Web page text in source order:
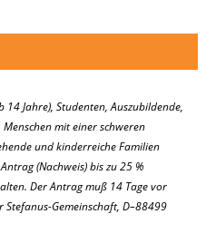
Jahre), Studenten, Auszubildende,
mit einer schweren
und kinderreiche Familien
(Nachweis) bis zu 25 %
Der Antrag muß 14 Tage vor
Stefanus-Gemeinschaft, D–88499